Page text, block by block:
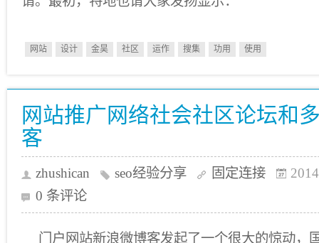
网站 设计 金昊 社区 运作 搜集 功用 使用
网站推广网络社会社区论坛和
客
zhushican seo经验分享 固定连接
0 条评论
门户网站新浪微博客发起了一个很大的惊动，